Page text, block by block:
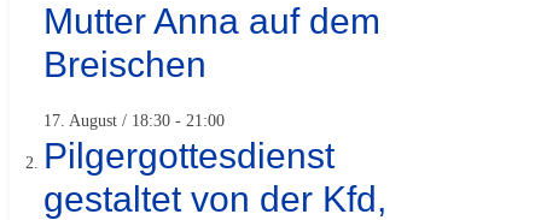
Mutter Anna auf dem
Breischen
17. August / 18:30 - 21:00
Pilgergottesdienst
gestaltet von der Kfd,